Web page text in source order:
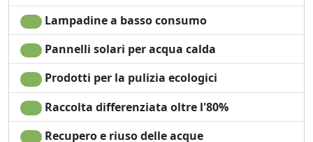
Lampadine a basso consumo
Pannelli solari per acqua calda
Prodotti per la pulizia ecologici
Raccolta differenziata oltre l'80%
Recupero e riuso delle acque